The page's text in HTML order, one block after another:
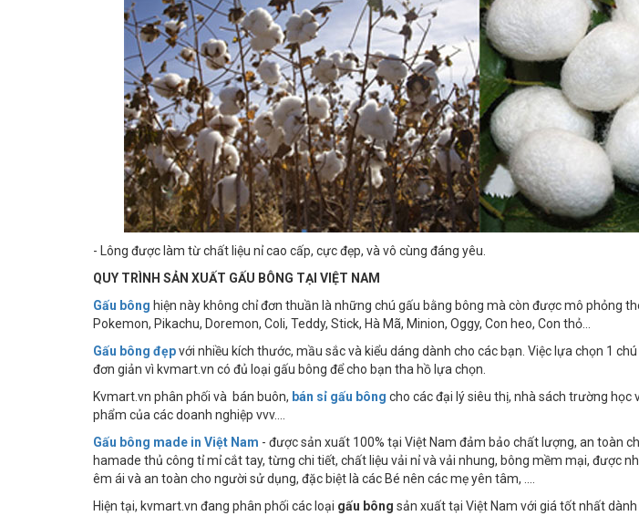
- Lông được làm từ chất liệu nỉ cao cấp, cực đẹp, và vô cùng đáng yêu.
QUY TRÌNH SẢN XUẤT GẤU BÔNG TẠI VIỆT NAM
Gấu bông hiện này không chỉ đơn thuần là những chú gấu bằng bông mà còn được mô phỏng
Pokemon, Pikachu, Doremon, Coli, Teddy, Stick, Hà Mã, Minion, Oggy, Con heo, Con thỏ...
Gấu bông đẹpvới nhiều kích thước, mầu sắc và kiểu dáng dành cho các bạn. Việc lựa chọn 1
đơn giản vì kvmart.vn có đủ loại gấu bông để cho bạn tha hồ lựa chọn.
Kvmart.vn phân phối và bán buôn, bán sỉ gấu bông cho các đại lý siêu thị, nhà sách trường học
phẩm của các doanh nghiệp vvv....
Gấu bông made in Việt Nam - được sản xuất 100% tại Việt Nam đảm bảo chất lượng, an toàn
hamade thủ công tỉ mỉ cắt tay, từng chi tiết, chất liệu vải nỉ và vải nhung, bông mềm mại, được
êm ái và an toàn cho người sử dụng, đặc biệt là các Bé nên các mẹ yên tâm, ....
Hiện tại, kvmart.vn đang phân phối các loại gấu bông sản xuất tại Việt Nam với giá tốt nhất